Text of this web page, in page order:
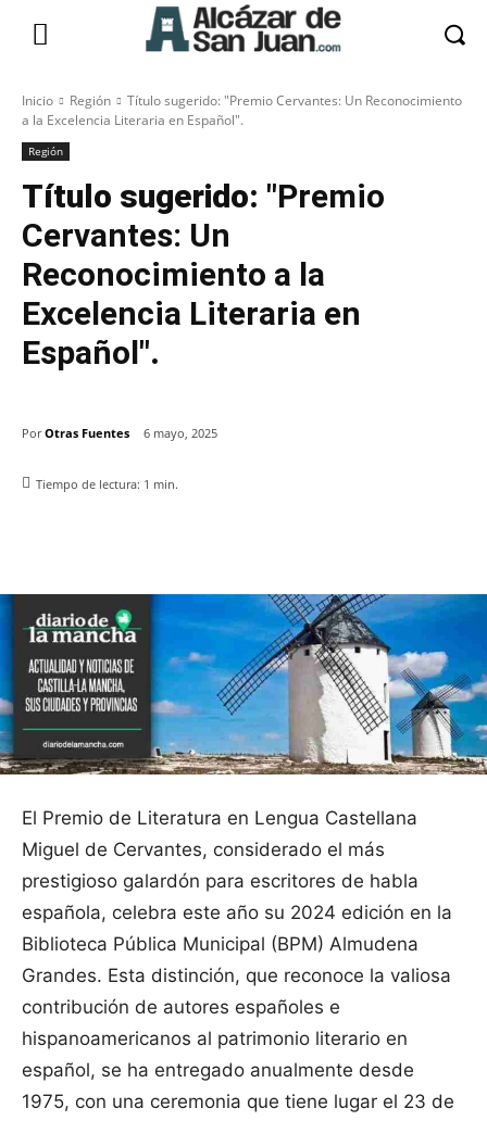
Inicio Región
Título sugerido: "Premio Cervantes: Un Reconocimiento
a la Excelencia Literaria en Español".
Región
Título sugerido: "Premio
Cervantes: Un
Reconocimiento a la
Excelencia Literaria en
Español".
Por Otras Fuentes 6 mayo, 2025
Tiempo de lectura: 1 min.
El Premio de Literatura en Lengua Castellana
Miguel de Cervantes, considerado el más
prestigioso galardón para escritores de habla
española, celebra este año su 2024 edición en la
Biblioteca Pública Municipal (BPM) Almudena
Grandes. Esta distinción, que reconoce la valiosa
contribución de autores españoles e
hispanoamericanos al patrimonio literario en
español, se ha entregado anualmente desde
1975, con una ceremonia que tiene lugar el 23 de